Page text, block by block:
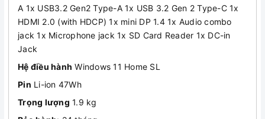
A 1x USB3.2 Gen2 Type-A 1x USB 3.2 Gen 2 Type-C 1x
HDMI 2.0 (with HDCP) 1x mini DP 1.4 1x Audio combo
jack 1x Microphone jack 1x SD Card Reader 1x DC-in
Jack
Hệ điều hành Windows 11 Home SL
Pin Li-ion 47Wh
Trọng lượng 1.9 kg